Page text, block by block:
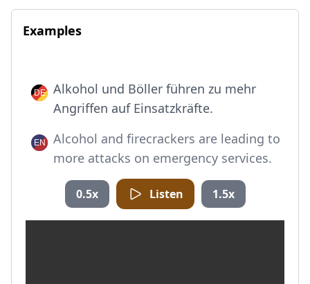
Examples
Alkohol und Böller führen zu mehr
Angriffen auf Einsatzkräfte.
Alcohol and firecrackers are leading to
more attacks on emergency services.
0.5x Listen 1.5x